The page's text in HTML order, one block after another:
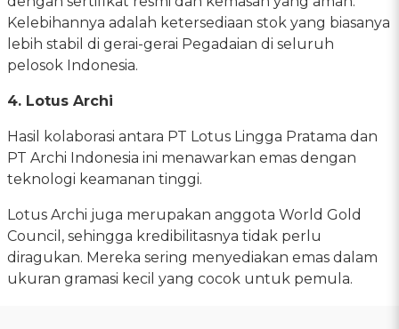
Kelebihannya adalah ketersediaan stok yang biasanya
lebih stabil di gerai-gerai Pegadaian di seluruh
pelosok Indonesia.
4. Lotus Archi
Hasil kolaborasi antara PT Lotus Lingga Pratama dan
PT Archi Indonesia ini menawarkan emas dengan
teknologi keamanan tinggi.
Lotus Archi juga merupakan anggota World Gold
Council, sehingga kredibilitasnya tidak perlu
diragukan. Mereka sering menyediakan emas dalam
ukuran gramasi kecil yang cocok untuk pemula.